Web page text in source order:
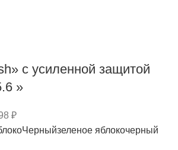
c усиленной защитой
»
₽
Черныйзеленое яблокочерный